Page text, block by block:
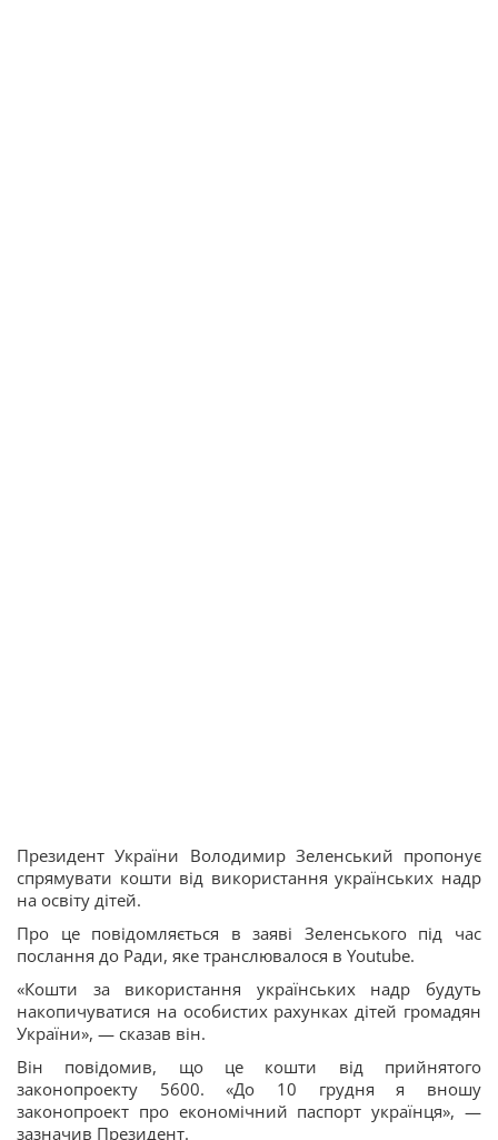
Президент України Володимир Зеленський пропонує
спрямувати кошти від використання українських надр
на освіту дітей.
Про це повідомляється в заяві Зеленського під час
послання до Ради, яке транслювалося в Youtube.
«Кошти за використання українських надр будуть
накопичуватися на особистих рахунках дітей громадян
України», — сказав він.
Він повідомив, що це кошти від прийнятого
законопроекту 5600. «До 10 грудня я вношу
законопроект про економічний паспорт українця», —
зазначив Президент.